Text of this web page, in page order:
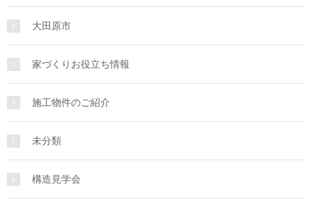
大田原市
家づくりお役立ち情報
施工物件のご紹介
未分類
構造見学会